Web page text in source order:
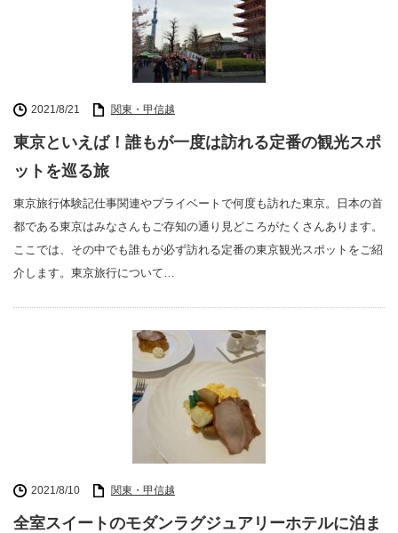
2021/8/21 関東・甲信越
東京といえば！誰もが一度は訪れる定番の観光スポ
ットを巡る旅
東京旅行体験記仕事関連やプライベートで何度も訪れた東京。日本の首
都である東京はみなさんもご存知の通り見どころがたくさんあります。
ここでは、その中でも誰もが必ず訪れる定番の東京観光スポットをご紹
介します。東京旅行について…
2021/8/10 関東・甲信越
全室スイートのモダンラグジュアリーホテルに泊ま